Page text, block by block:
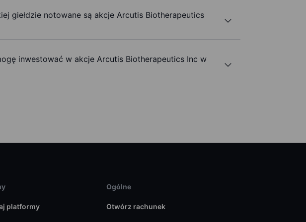
giełdzie notowane są akcje Arcutis Biotherapeutics
inwestować w akcje Arcutis Biotherapeutics Inc w
platformy
Ogólne
Otwórz rachunek